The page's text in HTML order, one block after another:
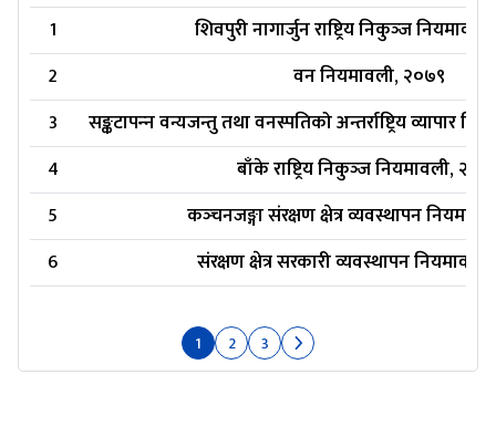
1
शिवपुरी नागार्जुन राष्ट्रिय निकुञ्‍ज
2
वन नियमावली, २०७९
3
सङ्कटापन्‍न वन्यजन्तु तथा वनस्पतिको अन्तर्राष्ट्रिय व्यापार
4
बाँके राष्ट्रिय निकुञ्‍ज नियमावली,
5
कञ्‍चनजङ्गा संरक्षण क्षेत्र व्यवस्थापन
6
संरक्षण क्षेत्र सरकारी व्यवस्थापन
1 2 3